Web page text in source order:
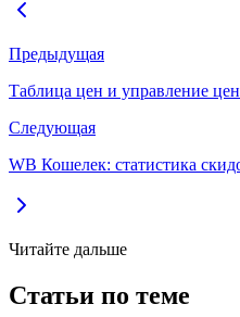
Предыдущая
Таблица цен и управление
Следующая
WB Кошелек: статистика
Читайте дальше
Статьи по теме